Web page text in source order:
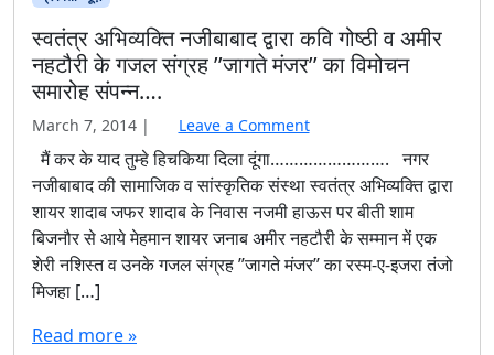
मैं कर के याद तुम्हे हिचकिया दिला दूंगा……………………. नगर
नजीबाबाद की सामाजिक व सांस्कृतिक संस्था स्वतंत्र अभिव्यक्ति द्वारा
शायर शादाब जफर शादाब के निवास नजमी हाऊस पर बीती शाम
बिजनौर से आये मेहमान शायर जनाब अमीर नहटौरी के सम्मान में एक
शेरी नशिस्त व उनके गजल संग्रह ’’जागते मंजर’’ का रस्म-ए-इजरा तंजो
मिजहा […]
Read more »
Page navigation Current Page
1 Page
2 Page
3 ›